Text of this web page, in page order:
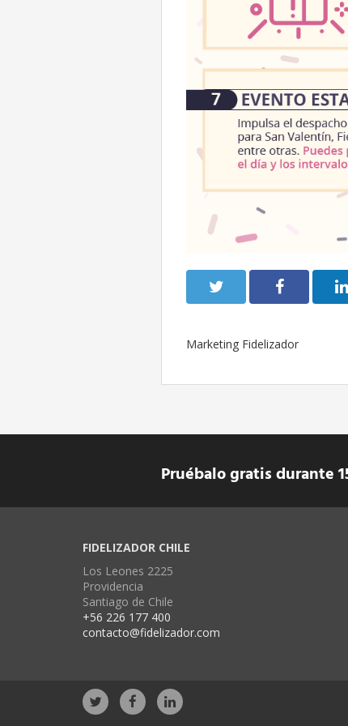
Marketing Fidelizador
Pruébalo gratis durante
FIDELIZADOR CHILE
Los Leones 2225
Providencia
Santiago de Chile
+56 226 177 400
contacto@fidelizador.com